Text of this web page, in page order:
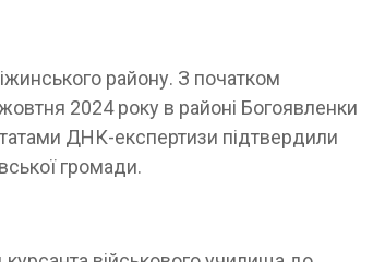
району. З початком
2024 року в районі Богоявленки
ДНК-експертизи підтвердили
громади.